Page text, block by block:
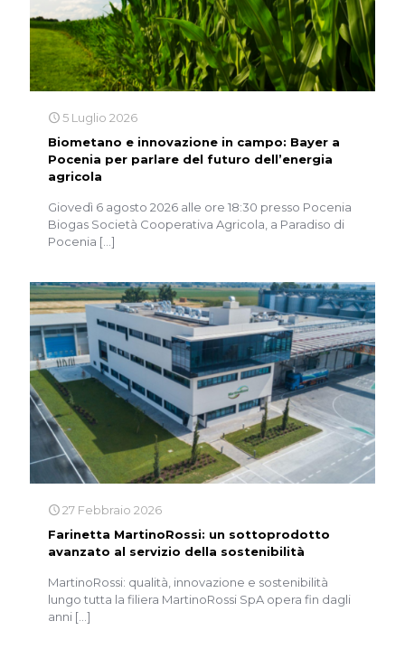
5 Luglio 2026
Biometano e innovazione in campo: Bayer a
Pocenia per parlare del futuro dell’energia
agricola
Giovedì 6 agosto 2026 alle ore 18:30 presso Pocenia
Biogas Società Cooperativa Agricola, a Paradiso di
Pocenia […]
27 Febbraio 2026
Farinetta MartinoRossi: un sottoprodotto
avanzato al servizio della sostenibilità
MartinoRossi: qualità, innovazione e sostenibilità
lungo tutta la filiera MartinoRossi SpA opera fin dagli
anni […]